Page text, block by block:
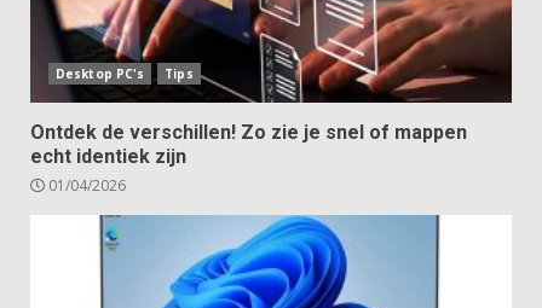
Desktop PC's Tips
Ontdek de verschillen! Zo zie je snel of mappen
echt identiek zijn
01/04/2026